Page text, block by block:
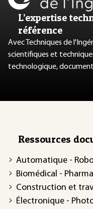
L’expertise
référence
Avec Techniques de
scientifiques et
technologique,
Ressources
Automatique -
Biomédical - Pharma
Construction et
Électronique -